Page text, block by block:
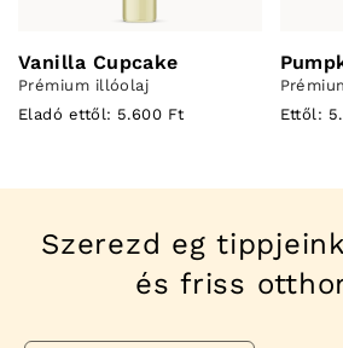
Vanilla Cupcake
Prémium illóolaj
Eladó ettől: 5.600 Ft
Ettől:
Szerezd eg
és friss